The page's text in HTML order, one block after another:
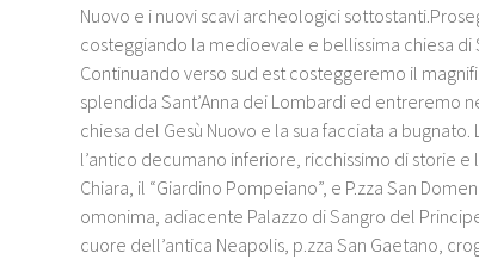
Nuovo e i nuovi scavi archeologici
costeggiando la medioevale e bellissima chiesa di
Continuando verso sud est costeggeremo il
splendida Sant’Anna dei Lombardi ed entreremo
chiesa del Gesù Nuovo e la sua facciata a
l’antico decumano inferiore, ricchissimo di storie e
Chiara, il “Giardino Pompeiano”, e P.zza San
omonima, adiacente Palazzo di Sangro del
cuore dell’antica Neapolis, p.zza San Gaetano,